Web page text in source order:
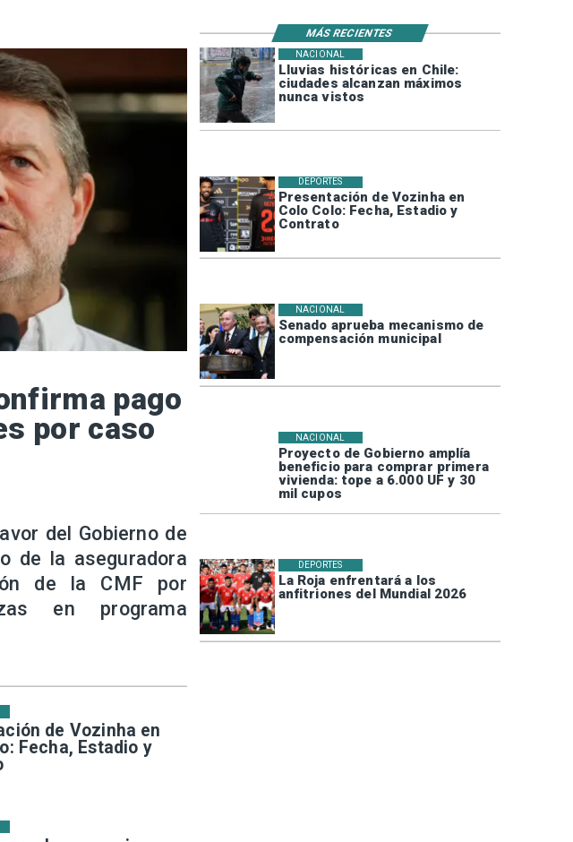
Lluvias históricas en Chile:
ciudades alcanzan máximos
nunca vistos
NACIONAL
Presentación de Vozinha en
Colo Colo: Fecha, Estadio y
Contrato
DEPORTES
Senado aprueba mecanismo de
compensación municipal
NACIONAL
Proyecto de Gobierno amplía
beneficio para comprar primera
vivienda: tope a 6.000 UF y 30
mil cupos
NACIONAL
La Roja enfrentará a los
anfitriones del Mundial 2026
DEPORTES
de Vozinha en
Fecha, Estadio y
pago
por caso
del Gobierno de
de la aseguradora
de la CMF por
en programa
MÁS RECIENTES